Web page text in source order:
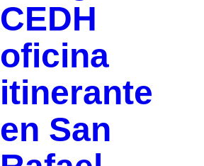
CEDH
oficina
itinerante
en San